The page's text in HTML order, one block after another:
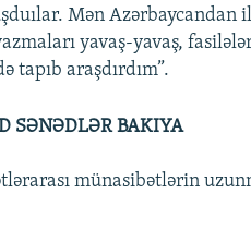
Mən Azərbaycandan
yavaş-yavaş,
tapıb araşdırdım”.
SƏNƏDLƏR BAKIYA
münasibətlərin